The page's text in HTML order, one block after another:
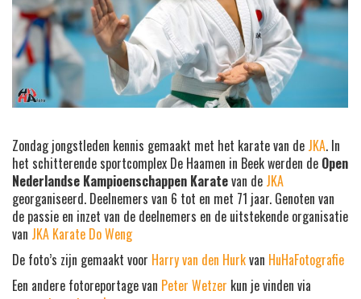
Zondag jongstleden kennis gemaakt met het karate van de JKA. In
het schitterende sportcomplex De Haamen in Beek werden de Open
Nederlandse Kampioenschappen Karatevan de JKA
georganiseerd. Deelnemers van 6 tot en met 71 jaar. Genoten van
de passie en inzet van de deelnemers en de uitstekende organisatie
van JKA Karate Do Weng
De foto’s zijn gemaakt voor Harry van den Hurkvan HuHaFotografie
Een andere fotoreportage van Peter Wetzer kun je vinden via